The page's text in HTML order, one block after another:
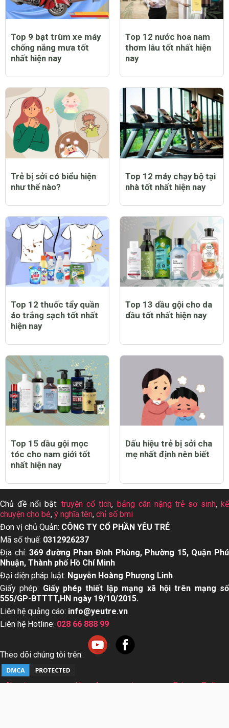
Top 9 bạt trùm xe máy
chống nắng mưa tốt
nhất hiện nay
Top 12 nước hoa nam
thơm lâu tốt nhất hiện
nay
Trẻ bị sởi có biểu hiện
như thế nào?
Top 12 máy chạy bộ tại
nhà tốt nhất hiện nay
Top 12 thuốc tẩy quần
áo trắng sạch tốt nhất
hiện nay
Top 13 dầu gội cho da
dầu tốt nhất hiện nay
Top 15 dầu gội mọc
tóc cho nam giới tốt
nhất hiện nay
Dấu hiệu trẻ bị sởi cha
mẹ nhất định nên biết
Chủ đề nổi bật:truyện cổ tích, bảng cân nặng trẻ sơ sinh, kể
chuyện cho bé, ý nghĩa tên, chỉ số bmi
Đơn vị chủ Quản: CÔNG TY CỔ PHẦN YÊU TRẺ
Mã số thuế: 0312926237
Địa chỉ:369 đường Phan Đình Phùng, Phường 15, Quận Phú
Nhuận, Thành phố Hồ Chí Minh
Đại diện pháp luật: Nguyễn Hoàng Phượng Linh
Giấy phép: Giấy phép thiết lập mạng xã hội trên mạng số
555/GP-BTTTT,HN ngày 19/10/2015.
Liên hệ quảng cáo: info@yeutre.vn
Liên hệ Hotline: 028 66 888 99
Theo dõi chúng tôi trên:
About us User Agreement
Privacy Policy